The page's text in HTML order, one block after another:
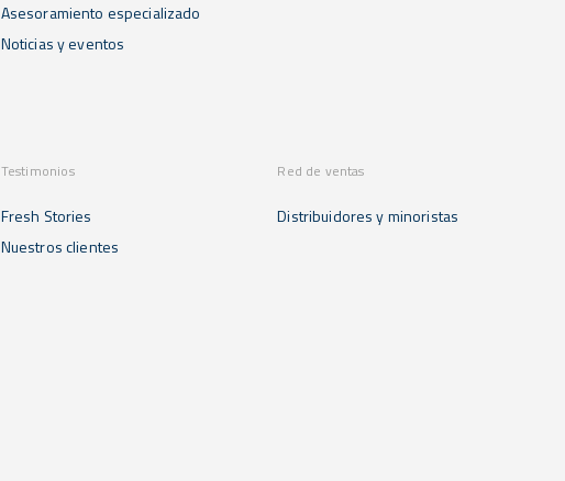
Asesoramiento especializado
Noticias y eventos
Testimonios
Fresh Stories
Nuestros clientes
Red de ventas
Distribuidores y minoristas